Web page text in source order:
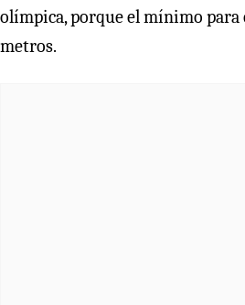
olímpica, porque el mínimo para
metros.